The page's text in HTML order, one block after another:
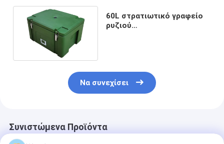
60L στρατιωτικό γραφείο
ρυζιού
Να συνεχίσει
Συνιστώμενα Προϊόντα